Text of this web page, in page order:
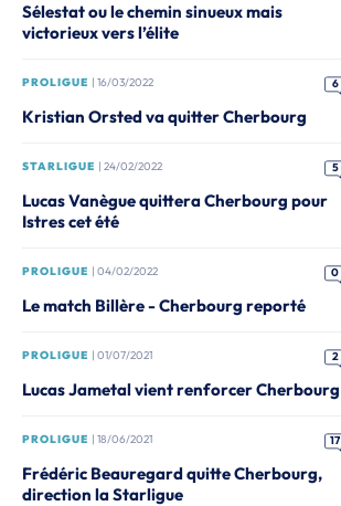
Sélestat ou le chemin sinueux mais
victorieux vers l’élite
PROLIGUE | 16/03/2022 6
Kristian Orsted va quitter Cherbourg
STARLIGUE | 24/02/2022 5
Lucas Vanègue quittera Cherbourg pour
Istres cet été
PROLIGUE | 04/02/2022 0
Le match Billère - Cherbourg reporté
PROLIGUE | 01/07/2021 2
Lucas Jametal vient renforcer Cherbourg
PROLIGUE | 18/06/2021 17
Frédéric Beauregard quitte Cherbourg,
direction la Starligue